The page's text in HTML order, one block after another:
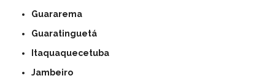
Guararema
Guaratinguetá
Itaquaquecetuba
Jambeiro